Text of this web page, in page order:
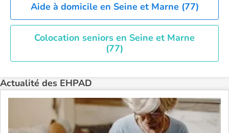
Aide à domicile en Seine et Marne (77)
Colocation seniors en Seine et Marne
(77)
Actualité des EHPAD